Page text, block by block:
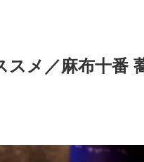
メ／麻布十番